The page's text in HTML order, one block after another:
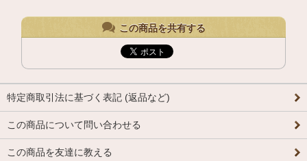
この商品を共有する
特定商取引法に基づく表記 (返品など)
この商品について問い合わせる
この商品を友達に教える